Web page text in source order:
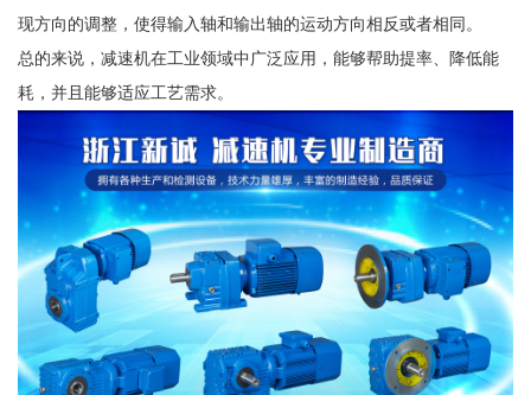
现方向的调整，使得输入轴和输出轴的运动方向相反或者相同。
总的来说，减速机在工业领域中广泛应用，能够帮助提率、降低能
耗，并且能够适应工艺需求。